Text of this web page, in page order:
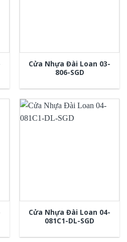
Cửa Nhựa Đài Loan 03-
806-SGD
Cửa Nhựa Đài Loan 04-
081C1-DL-SGD